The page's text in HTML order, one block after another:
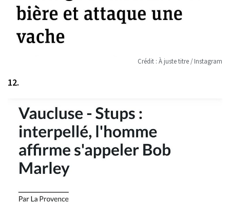
Crédit : À juste titre / Instagram
12.